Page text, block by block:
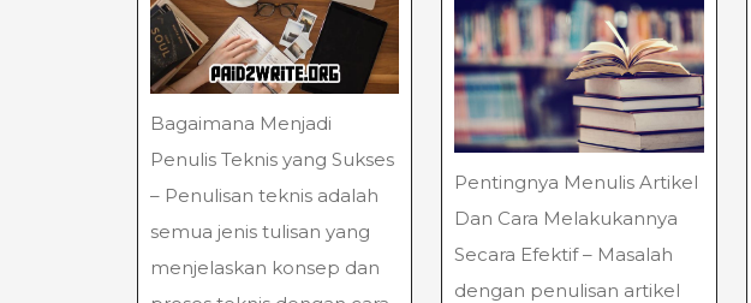
Teknis
Yang
Sukses
Bagaimana Menjadi
Penulis Teknis yang Sukses
– Penulisan teknis adalah
semua jenis tulisan yang
menjelaskan konsep dan
Artikel
Dan
Cara
Melakukannya
Secara
Efektif
Pentingnya Menulis Artikel
Dan Cara Melakukannya
Secara Efektif – Masalah
dengan penulisan artikel